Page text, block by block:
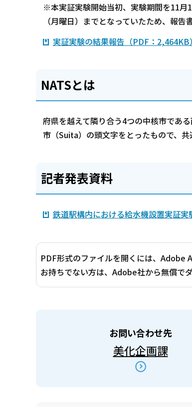
※本実証実験開始当初、実験期間を11月
（月曜日）までとなっていたため、報
実証実験の結果報告（PDF：2,464KB）
NATSとは
府県を越えて隣り合う4つの中核市であ
市（Suita）の頭文字をとったもので、
記者発表資料
鉄道駅構内における給水機設置実証実
PDF形式のファイルを開くには、Adobe
お持ちでない方は、Adobe社から無償で
お問い合わせ先
美化企画課